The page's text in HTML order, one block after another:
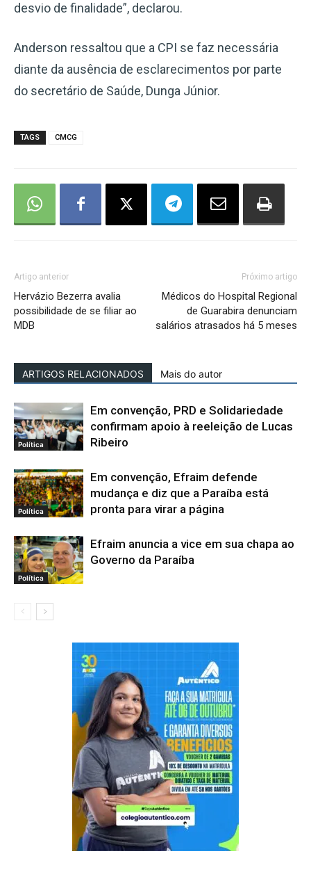
desvio de finalidade”, declarou.
Anderson ressaltou que a CPI se faz necessária
diante da ausência de esclarecimentos por parte
do secretário de Saúde, Dunga Júnior.
TAGS CMCG
Artigo anterior
Hervázio Bezerra avalia
possibilidade de se filiar ao
MDB
Próximo artigo
Médicos do Hospital Regional
de Guarabira denunciam
salários atrasados há 5 meses
ARTIGOS RELACIONADOS Mais do autor
Política
Em convenção, PRD e Solidariedade
confirmam apoio à reeleição de Lucas
Ribeiro
Política
Em convenção, Efraim defende
mudança e diz que a Paraíba está
pronta para virar a página
Política
Efraim anuncia a vice em sua chapa ao
Governo da Paraíba